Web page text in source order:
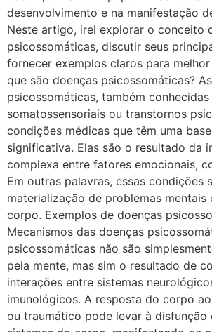
desenvolvimento e na manifestação
Neste artigo, irei explorar o conceito
psicossomáticas, discutir seus
fornecer exemplos claros para
que são doenças psicossomáticas?
psicossomáticas, também
somatossensoriais ou transtornos
condições médicas que têm uma
significativa. Elas são o resultado da
complexa entre fatores emocionais,
Em outras palavras, essas condições
materialização de problemas mentais
corpo. Exemplos de doenças
Mecanismos das doenças
psicossomáticas não são
pela mente, mas sim o resultado de
interações entre sistemas
imunológicos. A resposta do corpo
ou traumático pode levar à disfunção